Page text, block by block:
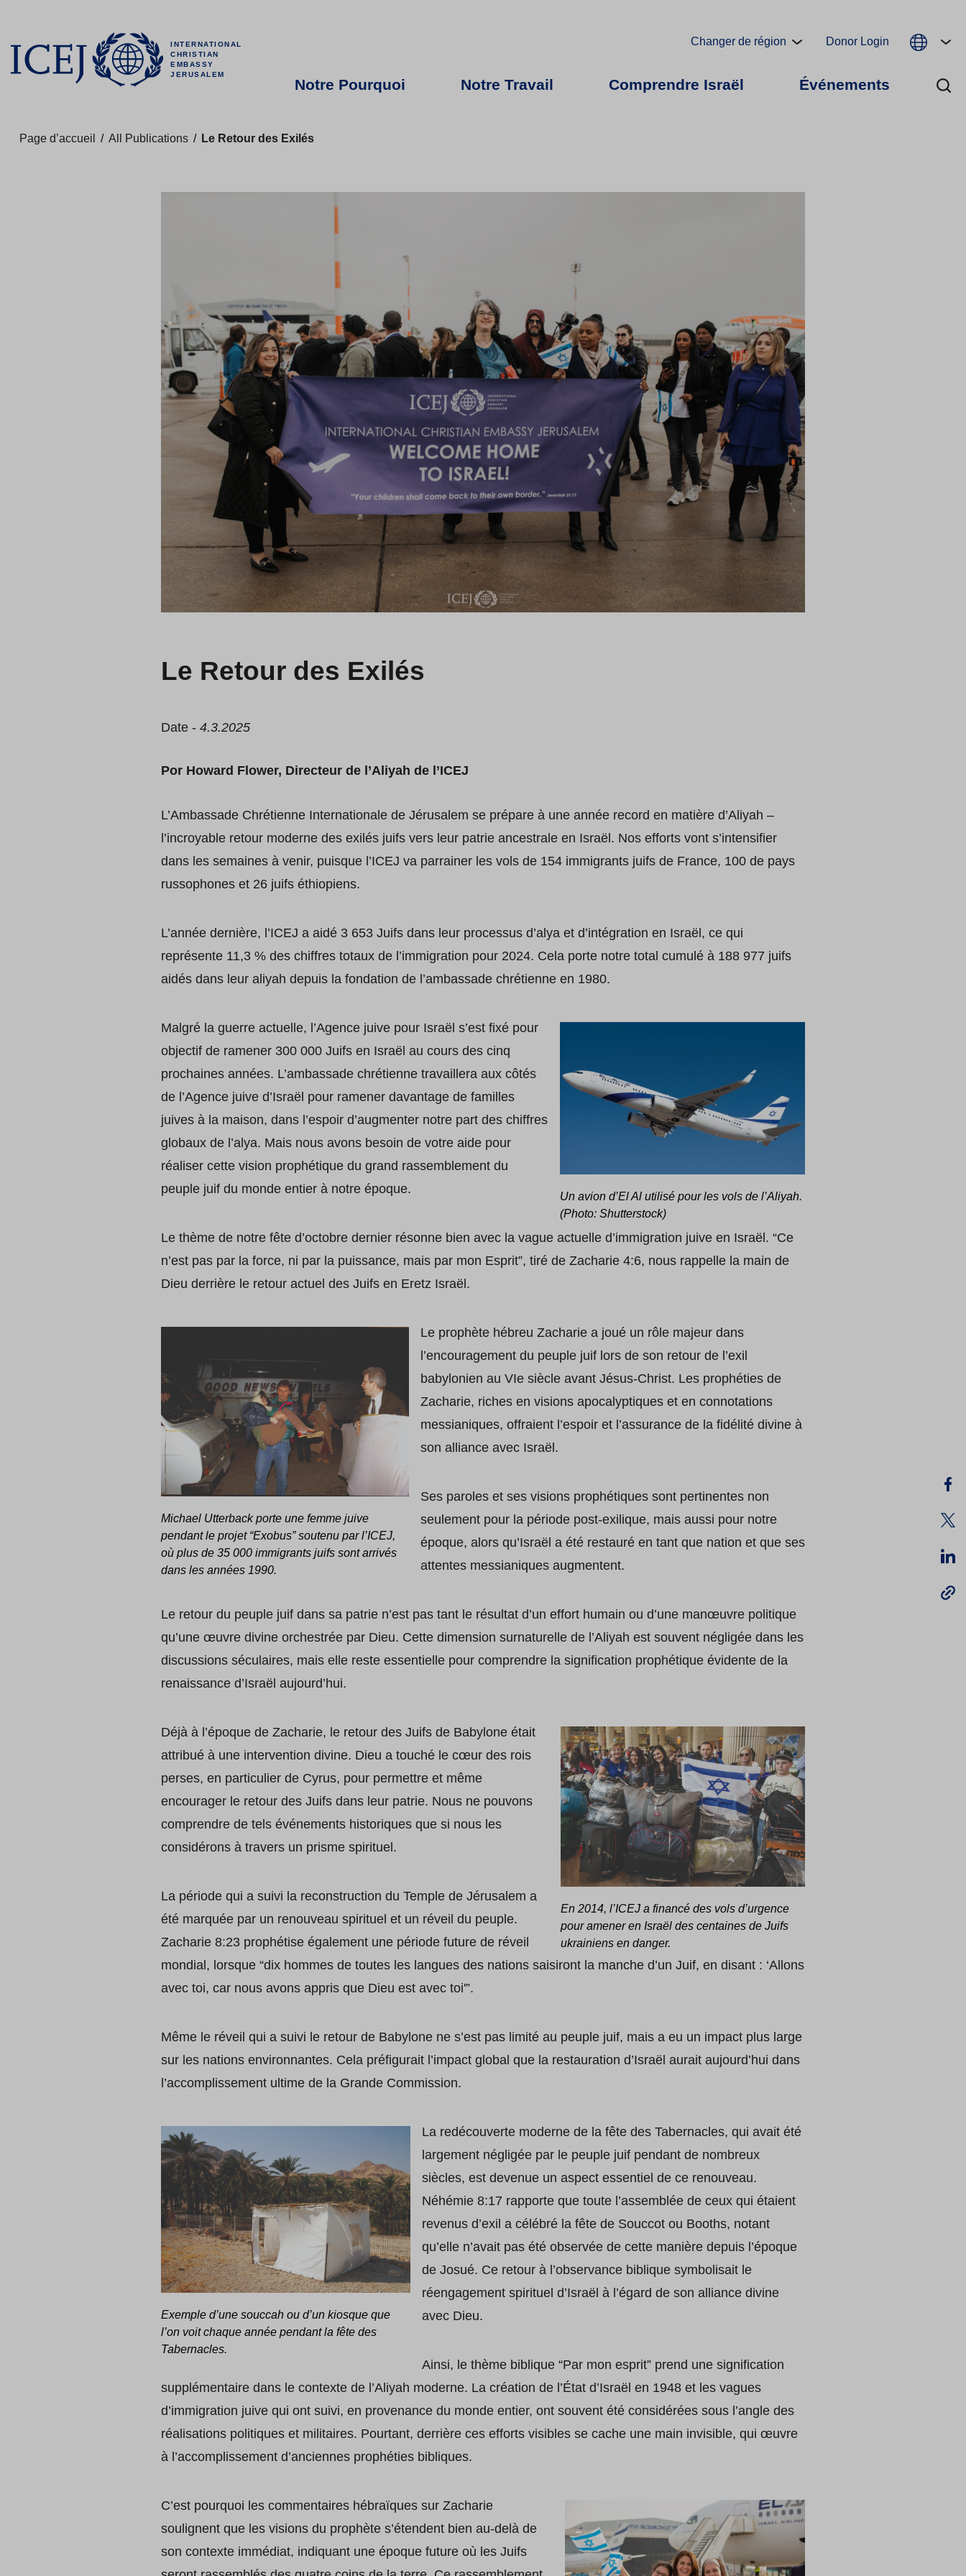
INTERNATIONAL
CHRISTIAN
EMBASSY
JERUSALEM
Changer de région Donor Login
Notre Pourquoi Notre Travail Comprendre Israël Événements
Page d’accueil / All Publications / Le Retour des Exilés
Le Retour des Exilés
Date - 4.3.2025
Por Howard Flower, Directeur de l’Aliyah de l’ICEJ
L’Ambassade Chrétienne Internationale de Jérusalem se prépare à une année record en matière d’Aliyah –
l’incroyable retour moderne des exilés juifs vers leur patrie ancestrale en Israël. Nos efforts vont s’intensifier
dans les semaines à venir, puisque l’ICEJ va parrainer les vols de 154 immigrants juifs de France, 100 de pays
russophones et 26 juifs éthiopiens.
L’année dernière, l’ICEJ a aidé 3 653 Juifs dans leur processus d’alya et d’intégration en Israël, ce qui
représente 11,3 % des chiffres totaux de l’immigration pour 2024. Cela porte notre total cumulé à 188 977 juifs
aidés dans leur aliyah depuis la fondation de l’ambassade chrétienne en 1980.
Un avion d’El Al utilisé pour les vols de l’Aliyah.
(Photo: Shutterstock)
Malgré la guerre actuelle, l’Agence juive pour Israël s’est fixé pour
objectif de ramener 300 000 Juifs en Israël au cours des cinq
prochaines années. L’ambassade chrétienne travaillera aux côtés
de l’Agence juive d’Israël pour ramener davantage de familles
juives à la maison, dans l’espoir d’augmenter notre part des chiffres
globaux de l’alya. Mais nous avons besoin de votre aide pour
réaliser cette vision prophétique du grand rassemblement du
peuple juif du monde entier à notre époque.
Le thème de notre fête d’octobre dernier résonne bien avec la vague actuelle d’immigration juive en Israël. “Ce
n’est pas par la force, ni par la puissance, mais par mon Esprit”, tiré de Zacharie 4:6, nous rappelle la main de
Dieu derrière le retour actuel des Juifs en Eretz Israël.
Michael Utterback porte une femme juive
pendant le projet “Exobus” soutenu par l’ICEJ,
où plus de 35 000 immigrants juifs sont arrivés
dans les années 1990.
Le prophète hébreu Zacharie a joué un rôle majeur dans
l’encouragement du peuple juif lors de son retour de l’exil
babylonien au VIe siècle avant Jésus-Christ. Les prophéties de
Zacharie, riches en visions apocalyptiques et en connotations
messianiques, offraient l’espoir et l’assurance de la fidélité divine à
son alliance avec Israël.
Ses paroles et ses visions prophétiques sont pertinentes non
seulement pour la période post-exilique, mais aussi pour notre
époque, alors qu’Israël a été restauré en tant que nation et que ses
attentes messianiques augmentent.
Le retour du peuple juif dans sa patrie n’est pas tant le résultat d’un effort humain ou d’une manœuvre politique
qu’une œuvre divine orchestrée par Dieu. Cette dimension surnaturelle de l’Aliyah est souvent négligée dans les
discussions séculaires, mais elle reste essentielle pour comprendre la signification prophétique évidente de la
renaissance d’Israël aujourd’hui.
En 2014, l’ICEJ a financé des vols d’urgence
pour amener en Israël des centaines de Juifs
ukrainiens en danger.
Déjà à l’époque de Zacharie, le retour des Juifs de Babylone était
attribué à une intervention divine. Dieu a touché le cœur des rois
perses, en particulier de Cyrus, pour permettre et même
encourager le retour des Juifs dans leur patrie. Nous ne pouvons
comprendre de tels événements historiques que si nous les
considérons à travers un prisme spirituel.
La période qui a suivi la reconstruction du Temple de Jérusalem a
été marquée par un renouveau spirituel et un réveil du peuple.
Zacharie 8:23 prophétise également une période future de réveil
mondial, lorsque “dix hommes de toutes les langues des nations saisiront la manche d’un Juif, en disant : ‘Allons
avec toi, car nous avons appris que Dieu est avec toi'”.
Même le réveil qui a suivi le retour de Babylone ne s’est pas limité au peuple juif, mais a eu un impact plus large
sur les nations environnantes. Cela préfigurait l’impact global que la restauration d’Israël aurait aujourd’hui dans
l’accomplissement ultime de la Grande Commission.
Exemple d’une souccah ou d’un kiosque que
l’on voit chaque année pendant la fête des
Tabernacles.
La redécouverte moderne de la fête des Tabernacles, qui avait été
largement négligée par le peuple juif pendant de nombreux
siècles, est devenue un aspect essentiel de ce renouveau.
Néhémie 8:17 rapporte que toute l’assemblée de ceux qui étaient
revenus d’exil a célébré la fête de Souccot ou Booths, notant
qu’elle n’avait pas été observée de cette manière depuis l’époque
de Josué. Ce retour à l’observance biblique symbolisait le
réengagement spirituel d’Israël à l’égard de son alliance divine
avec Dieu.
Ainsi, le thème biblique “Par mon esprit” prend une signification
supplémentaire dans le contexte de l’Aliyah moderne. La création de l’État d’Israël en 1948 et les vagues
d’immigration juive qui ont suivi, en provenance du monde entier, ont souvent été considérées sous l’angle des
réalisations politiques et militaires. Pourtant, derrière ces efforts visibles se cache une main invisible, qui œuvre
à l’accomplissement d’anciennes prophéties bibliques.
C’est pourquoi les commentaires hébraïques sur Zacharie
soulignent que les visions du prophète s’étendent bien au-delà de
son contexte immédiat, indiquant une époque future où les Juifs